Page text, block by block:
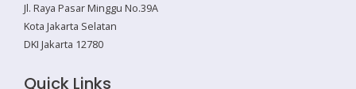
Jl. Raya Pasar Minggu No.39A
Kota Jakarta Selatan
DKI Jakarta 12780
Quick Links